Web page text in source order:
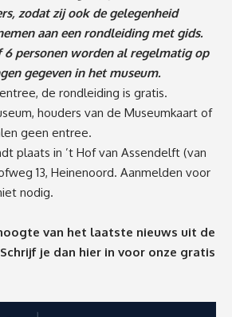
zodat zij ook de gelegenheid
aan een rondleiding met gids.
6 personen worden al regelmatig op
gegeven in het museum.
de rondleiding is gratis.
houders van de Museumkaart of
geen entree.
plaats in ’t Hof van Assendelft (van
13, Heinenoord. Aanmelden voor
nodig.
van het laatste nieuws uit de
je dan hier in voor onze gratis